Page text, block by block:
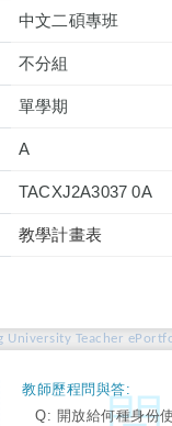
中文二碩專班
不分組
單學期
A
TACXJ2A3037 0A
教學計畫表
University Teacher
教師歷程問與答:
Q: 開放給何種身份